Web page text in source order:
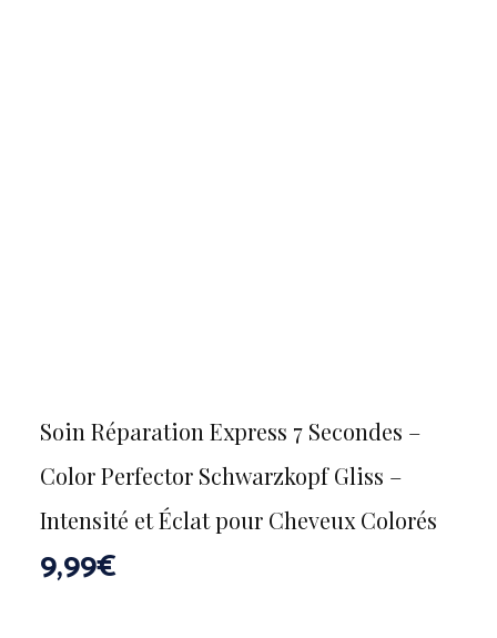
Soin Réparation Express 7 Secondes –
Color Perfector Schwarzkopf Gliss –
Intensité et Éclat pour Cheveux Colorés
9,99€